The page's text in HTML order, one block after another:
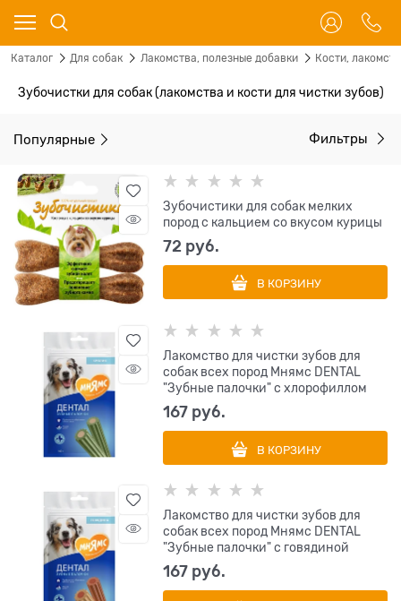
Каталог Для собак Лакомства, полезные добавки Кости,
Зубочистки для собак (лакомства и кости для чистки зубов)
Популярные Фильтры
Зубочистики для собак мелких
пород с кальцием со вкусом курицы
72 руб.
В КОРЗИНУ
Лакомство для чистки зубов для
собак всех пород Мнямс DENTAL
"Зубные палочки" с хлорофиллом
167 руб.
В КОРЗИНУ
Лакомство для чистки зубов для
собак всех пород Мнямс DENTAL
"Зубные палочки" с говядиной
167 руб.